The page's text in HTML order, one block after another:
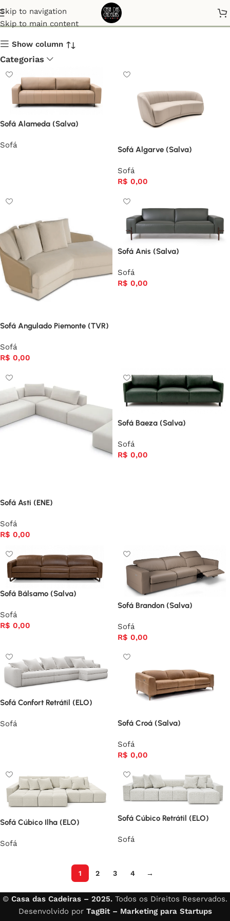
Skip to navigation
Skip to main content
Sofá
Show column
Categorias
Sofá Alameda (Salva)
Sofá Sofá Algarve (Salva)
Sofá
R$ 0,00
Sofá Angulado Piemonte (TVR)
Sofá
R$ 0,00
Sofá Anis (Salva)
Sofá
R$ 0,00
Sofá Asti (ENE)
Sofá
R$ 0,00
Sofá Baeza (Salva)
Sofá
R$ 0,00
Sofá Bálsamo (Salva)
Sofá
R$ 0,00
Sofá Brandon (Salva)
Sofá
R$ 0,00
Sofá Confort Retrátil (ELO)
Sofá Sofá Croá (Salva)
Sofá
R$ 0,00
Sofá Cúbico Ilha (ELO)
Sofá
Sofá Cúbico Retrátil (ELO)
Sofá
1 2 3 4 →
© Casa das Cadeiras – 2025. Todos os Direitos Reservados.
Desenvolvido por TagBit – Marketing para Startups